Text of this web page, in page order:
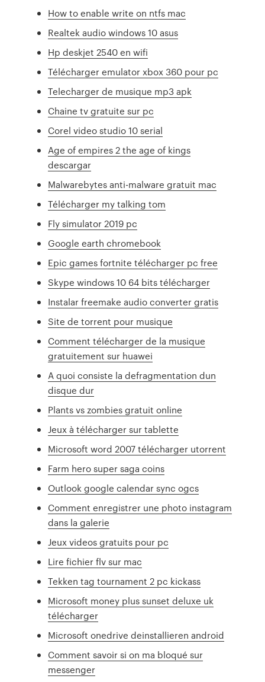
How to enable write on ntfs mac
Realtek audio windows 10 asus
Hp deskjet 2540 en wifi
Télécharger emulator xbox 360 pour pc
Telecharger de musique mp3 apk
Chaine tv gratuite sur pc
Corel video studio 10 serial
Age of empires 2 the age of kings
descargar
Malwarebytes anti-malware gratuit mac
Télécharger my talking tom
Fly simulator 2019 pc
Google earth chromebook
Epic games fortnite télécharger pc free
Skype windows 10 64 bits télécharger
Instalar freemake audio converter gratis
Site de torrent pour musique
Comment télécharger de la musique
gratuitement sur huawei
A quoi consiste la defragmentation dun
disque dur
Plants vs zombies gratuit online
Jeux à télécharger sur tablette
Microsoft word 2007 télécharger utorrent
Farm hero super saga coins
Outlook google calendar sync ogcs
Comment enregistrer une photo instagram
dans la galerie
Jeux videos gratuits pour pc
Lire fichier flv sur mac
Tekken tag tournament 2 pc kickass
Microsoft money plus sunset deluxe uk
télécharger
Microsoft onedrive deinstallieren android
Comment savoir si on ma bloqué sur
messenger